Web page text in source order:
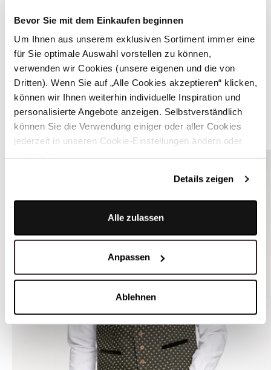
Bevor Sie mit dem Einkaufen beginnen
Um Ihnen aus unserem exklusiven Sortiment immer eine
für Sie optimale Auswahl vorstellen zu können,
verwenden wir Cookies (unsere eigenen und die von
Dritten). Wenn Sie auf „Alle Cookies akzeptieren“ klicken,
können wir Ihnen weiterhin individuelle Inspiration und
personalisierte Angebote anzeigen. Selbstverständlich
können Sie die Verwendung einiger oder aller Cookies
jederzeit in unseren Cookie-Einstellungen ändern oder
Details zeigen
Alle zulassen
Anpassen
Ablehnen
Haferl Schuh in Schwarz - LUDWIG SCHWARZ
ÄHNLICHE STYLES